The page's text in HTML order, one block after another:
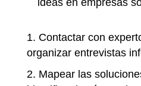
Contactar con
organizar entrevistas
Mapear las